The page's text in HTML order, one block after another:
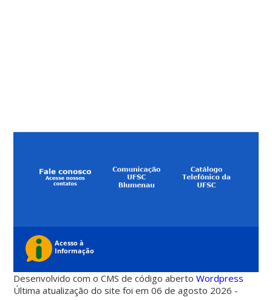
Desenvolvido com o CMS de código abertoWordpress
Última atualização do site foi em 06 de agosto 2026 -